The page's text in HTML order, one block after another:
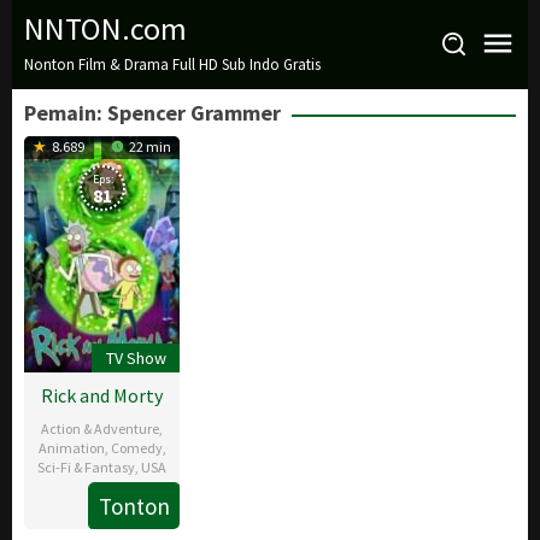
Loncat
konten
NNTON.com
Nonton Film & Drama Full HD Sub Indo Gratis
Pemain: Spencer Grammer
8.689 22 min
Eps:
81
TV Show
Rick and Morty
Action & Adventure
Animation Comedy,
Sci-Fi & Fantasy USA
2
Dan
Tonton